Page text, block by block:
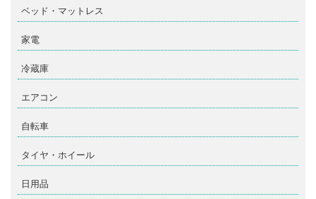
ベッド・マットレス
家電
冷蔵庫
エアコン
自転車
タイヤ・ホイール
日用品